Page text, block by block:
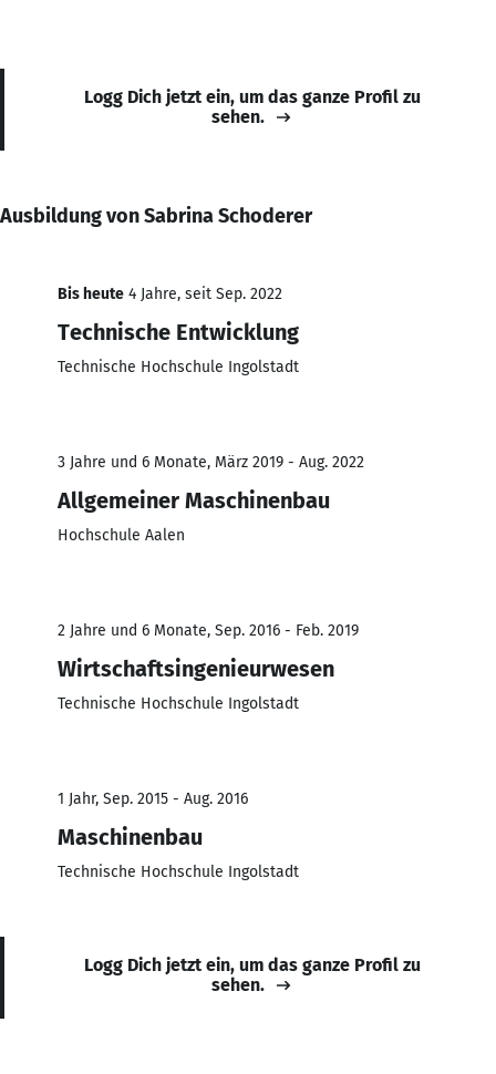
Logg Dich jetzt ein, um das ganze Profil zu
sehen.
Ausbildung von Sabrina Schoderer
Bis heute 4 Jahre, seit Sep. 2022
Technische Entwicklung
Technische Hochschule Ingolstadt
3 Jahre und 6 Monate, März 2019 - Aug. 2022
Allgemeiner Maschinenbau
Hochschule Aalen
2 Jahre und 6 Monate, Sep. 2016 - Feb. 2019
Wirtschaftsingenieurwesen
Technische Hochschule Ingolstadt
1 Jahr, Sep. 2015 - Aug. 2016
Maschinenbau
Technische Hochschule Ingolstadt
Logg Dich jetzt ein, um das ganze Profil zu
sehen.